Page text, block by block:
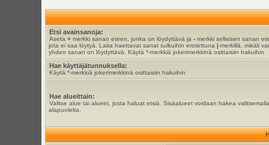
Etsi avainsanoja:
Aseta +merkki sanan eteen, jonka on löydyttävä ja -merkki sellaisen sanan
jota ei saa löytyä. Laita haettavat sanat sulkuihin erotettuna |-merkillä, mikäli
yhden sanan on löydyttävä. Käytä *-merkkiä jokerimerkkinä osittaisiin hakuihin
Hae käyttäjätunnuksella:
Käytä *-merkkiä jokerimerkkinä osittaisiin hakuihin
Hae alueittain:
Valitse alue tai alueet, josta haluat etsiä. Sisäalueet voidaan hakea
alapuolelta.